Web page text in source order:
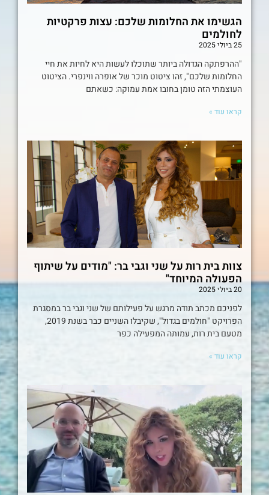
הגשימו את החלומות שלכם: עצות פרקטיות
לחולמים
25 ביולי 2025
"ההרפתקה הגדולה ביותר שתוכלו לעשות היא לחיות את חיי
החלומות שלכם", זהו ציטוט מוכר של אופרה ווינפרי. הציטוט
העוצמתי הזה טומן בחובו אמת עמוקה: כשאתם
קראו עוד »
צוות בית רות על שני וגבי בר: "מודים על שיתוף
הפעולה המיוחד"
20 ביולי 2025
לפניכם מכתב תודה מרגש על פעילותם של שני וגבי בר במסגרת
הפרויקט "חולמים בגדול", שקיבלו השניים כבר בשנת 2019,
מטעם בית רות, עמותה המפעילה כפר
קראו עוד »